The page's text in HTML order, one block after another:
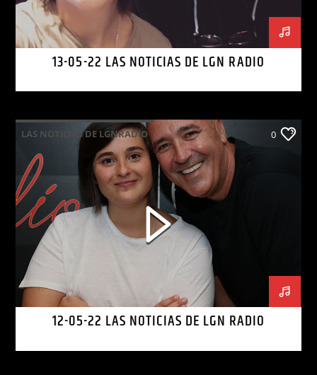
13-05-22 LAS NOTICIAS DE LGN RADIO
LAS NOTICIAS DE LGNRADIO 0
12-05-22 LAS NOTICIAS DE LGN RADIO